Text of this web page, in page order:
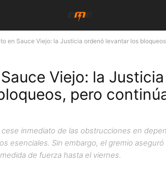
en Sauce Viejo: la Justicia ordenó levantar los
Viejo: la
pero
inmediato de las obstrucciones en
esenciales. Sin embargo, el gremio
de fuerza hasta el viernes.